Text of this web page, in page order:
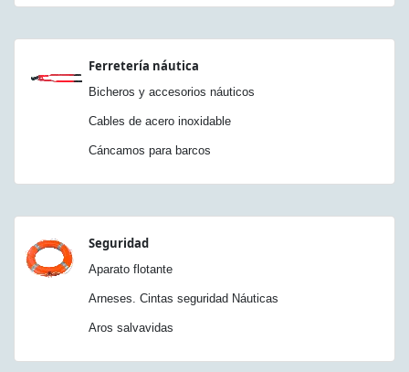
Ferretería náutica
Bicheros y accesorios náuticos
Cables de acero inoxidable
Cáncamos para barcos
Seguridad
Aparato flotante
Arneses. Cintas seguridad Náuticas
Aros salvavidas